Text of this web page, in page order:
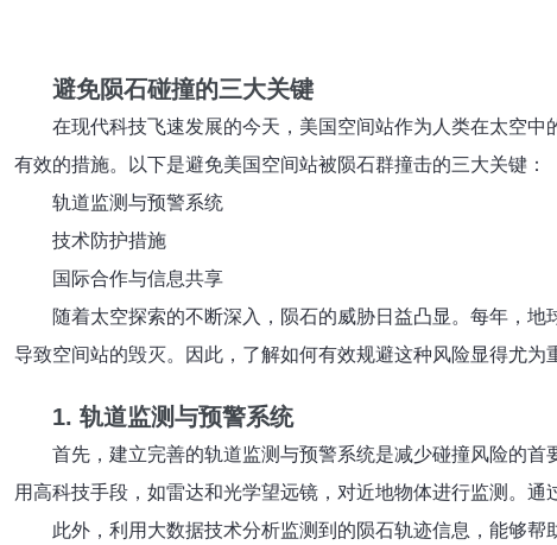
避免陨石碰撞的三大关键
在现代科技飞速发展的今天，美国空间站作为人类在太空
有效的措施。以下是避免美国空间站被陨石群撞击的三大关键：
轨道监测与预警系统
技术防护措施
国际合作与信息共享
随着太空探索的不断深入，陨石的威胁日益凸显。每年，
导致空间站的毁灭。因此，了解如何有效规避这种风险显得尤为
1. 轨道监测与预警系统
首先，建立完善的轨道监测与预警系统是减少碰撞风险的
用高科技手段，如雷达和光学望远镜，对近地物体进行监测。
此外，利用大数据技术分析监测到的陨石轨迹信息，能够